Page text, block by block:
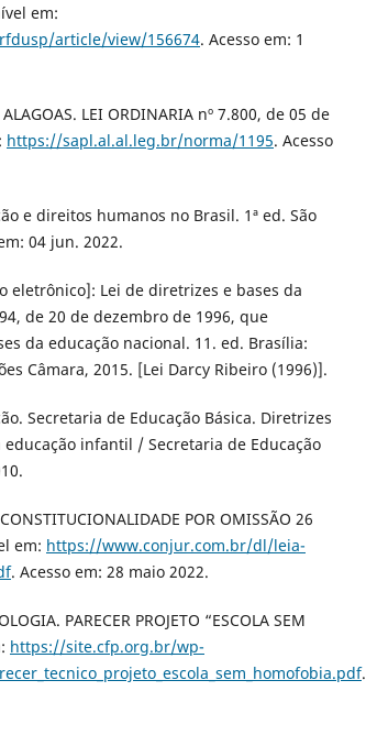
em:
article/view/156674. Acesso em: 1
ALAGOAS. LEI ORDINARIA nº 7.800, de 05 de
https://sapl.al.al.leg.br/norma/1195. Acesso
e direitos humanos no Brasil. 1ª ed. São
04 jun. 2022.
eletrônico]: Lei de diretrizes e bases da
de 20 de dezembro de 1996, que
da educação nacional. 11. ed. Brasília:
Câmara, 2015. [Lei Darcy Ribeiro (1996)].
Secretaria de Educação Básica. Diretrizes
infantil / Secretaria de Educação
POR OMISSÃO 26
em: https://www.conjur.com.br/dl/leia-
. Acesso em: 28 maio 2022.
PARECER PROJETO “ESCOLA SEM
https://site.cfp.org.br/wp-
.